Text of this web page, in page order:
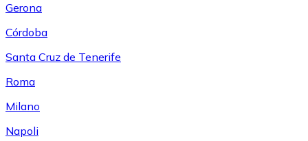
Gerona
Córdoba
Santa Cruz de Tenerife
Roma
Milano
Napoli